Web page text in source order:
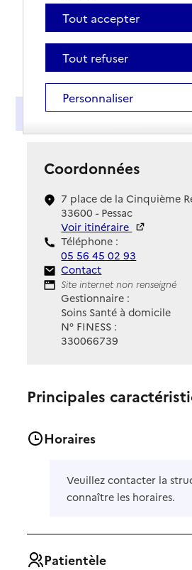
Présentation
Coordonnées
7 place de la Cinquième
33600 - Pessac
Voir itinéraire
Téléphone :
05 56 45 02 93
Contact
Contact
Site Internet
Site internet non renseigné
Gestionnaire :
Soins Santé à domicile
N° FINESS :
330066739
Principales
Horaires
Veuillez contacter la
connaître les horaires.
Patientèle
Tout accepter
Tout refuser
Personnaliser